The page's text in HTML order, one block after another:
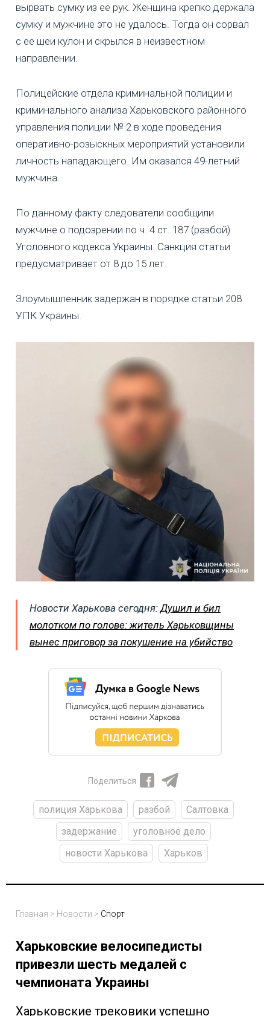
вырвать сумку из ее рук. Женщина крепко держала
сумку и мужчине это не удалось. Тогда он сорвал
с ее шеи кулон и скрылся в неизвестном
направлении.
Полицейские отдела криминальной полиции и
криминального анализа Харьковского районного
управления полиции № 2 в ходе проведения
оперативно-розыскных мероприятий установили
личность нападающего. Им оказался 49-летний
мужчина.
По данному факту следователи сообщили
мужчине о подозрении по ч. 4 ст. 187 (разбой)
Уголовного кодекса Украины. Санкция статьи
предусматривает от 8 до 15 лет.
Злоумышленник задержан в порядке статьи 208
УПК Украины.
Новости Харькова сегодня: Душил и бил
молотком по голове: житель Харьковщины
вынес приговор за покушение на убийство
Поделиться
полиция Харькова разбой
Салтовка
задержание
уголовное дело
новости Харькова
Харьков
Главная > Новости > Спорт
Харьковские велосипедисты
привезли шесть медалей с
чемпионата Украины
Харьковские трековики успешно